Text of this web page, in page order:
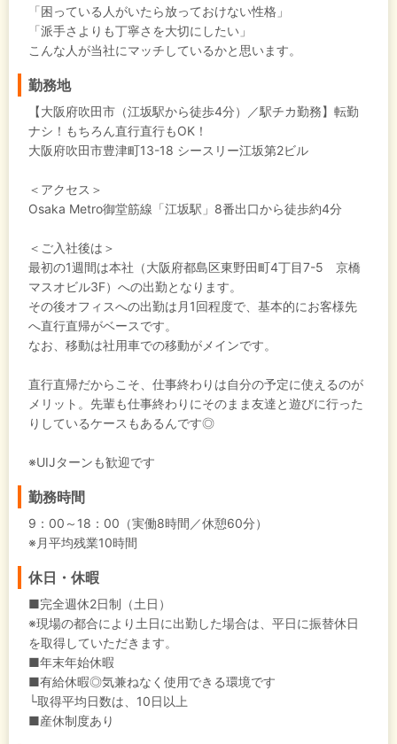
「困っている人がいたら放っておけない性格」
「派手さよりも丁寧さを大切にしたい」
こんな人が当社にマッチしているかと思います。
勤務地
【大阪府吹田市（江坂駅から徒歩4分）／駅チカ勤務】転勤
ナシ！もちろん直行直行もOK！
大阪府吹田市豊津町13-18 シースリー江坂第2ビル
＜アクセス＞
Osaka Metro御堂筋線「江坂駅」8番出口から徒歩約4分
＜ご入社後は＞
最初の1週間は本社（大阪府都島区東野田町4丁目7-5 京橋
マスオビル3F）への出勤となります。
その後オフィスへの出勤は月1回程度で、基本的にお客様先
へ直行直帰がベースです。
なお、移動は社用車での移動がメインです。
直行直帰だからこそ、仕事終わりは自分の予定に使えるのが
メリット。先輩も仕事終わりにそのまま友達と遊びに行った
りしているケースもあるんです◎
※UIJターンも歓迎です
勤務時間
9：00～18：00（実働8時間／休憩60分）
※月平均残業10時間
休日・休暇
■完全週休2日制（土日）
※現場の都合により土日に出勤した場合は、平日に振替休日
を取得していただきます。
■年末年始休暇
■有給休暇◎気兼ねなく使用できる環境です
└取得平均日数は、10日以上
■産休制度あり